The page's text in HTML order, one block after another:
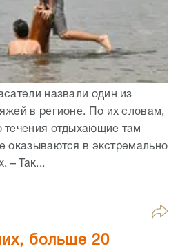
назвали один из
в регионе. По их словам,
отдыхающие там
оказываются в экстремально
– Так...
больше 20